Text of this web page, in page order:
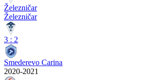
Železničar
Železničar
3 : 2
Smederevo Carina
2020-2021